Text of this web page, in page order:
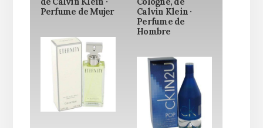
Perfume de Mujer
Calvin Klein ·
Perfume de
Hombre